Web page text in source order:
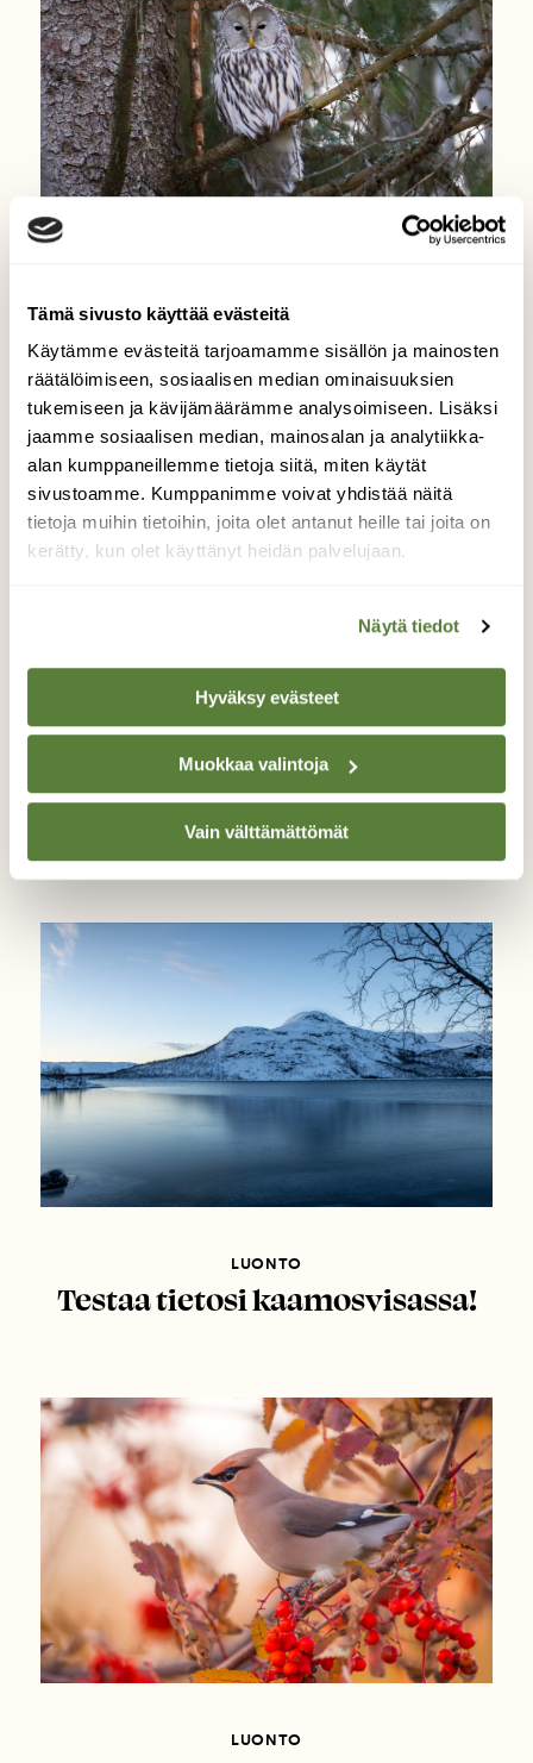
Tämä sivusto käyttää evästeitä
Käytämme evästeitä tarjoamamme sisällön ja mainosten
räätälöimiseen, sosiaalisen median ominaisuuksien
tukemiseen ja kävijämäärämme analysoimiseen. Lisäksi
jaamme sosiaalisen median, mainosalan ja analytiikka-
alan kumppaneillemme tietoja siitä, miten käytät
sivustoamme. Kumppanimme voivat yhdistää näitä
tietoja muihin tietoihin, joita olet antanut heille tai joita on
kerätty, kun olet käyttänyt heidän palvelujaan.
Näytä tiedot
Hyväksy evästeet
Muokkaa valintoja
Vain välttämättömät
Tee testi: Tunnistatko pöllöjen
äänet?
LINNUT
Testaa tietosi tiaisvisassa!
LUONTO
Testaa tietosi kaamosvisassa!
LUONTO